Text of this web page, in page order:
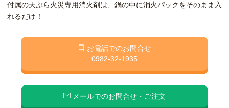
付属の天ぷら火災専用消火剤は、鍋の中に消火パックをそのまま入
れるだけ！
お電話でのお問合せ
0982-32-1935
メールでのお問合せ・ご注文